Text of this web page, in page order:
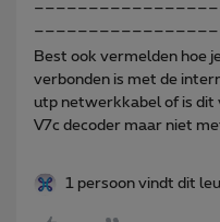
Best ook vermelden hoe
verbonden is met de
utp netwerkkabel of is dit
V7c decoder maar niet
1 persoon vindt dit